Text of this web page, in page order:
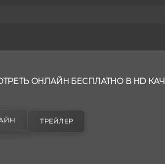
ОНЛАЙН БЕСПЛАТНО В HD
ТРЕЙЛЕР